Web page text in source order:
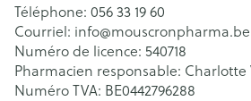
Téléphone: 056 33 19 60
Courriel: info@mouscronpharma.be
Numéro de licence: 540718
Pharmacien responsable: Charlotte
Numéro TVA: BE0442796288